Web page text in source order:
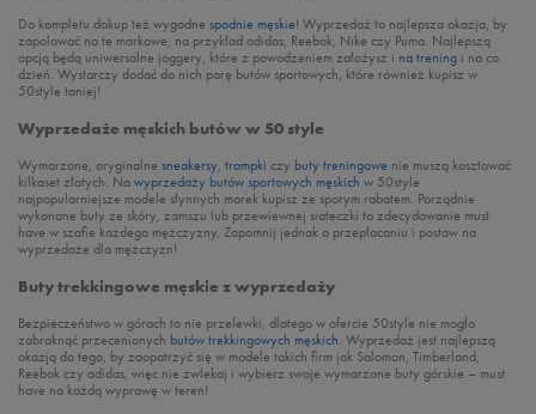
Do kompletu dokup też wygodne spodnie męskie! Wyprzedaż to najlepsza okazja, by
zapolować na te markowe, na przykład adidas, Reebok, Nike czy Puma. Najlepszą
opcją będą uniwersalne joggery, które z powodzeniem założysz i na trening i na co
dzień. Wystarczy dodać do nich parę butów sportowych, które również kupisz w
50style taniej!
Wyprzedaże męskich butów w 50 style
Wymarzone, oryginalne sneakersy, trampki czy buty treningowe nie muszą kosztować
kilkaset złotych. Nawyprzedaży butów sportowych męskich w 50style
najpopularniejsze modele słynnych marek kupisz ze sporym rabatem. Porządnie
wykonane buty ze skóry, zamszu lub przewiewnej siateczki to zdecydowanie must
have w szafie każdego mężczyzny. Zapomnij jednak o przepłacaniu i postaw na
wyprzedaże dla mężczyzn!
Buty trekkingowe męskie z wyprzedaży
Bezpieczeństwo w górach to nie przelewki, dlatego w ofercie 50style nie mogło
zabraknąć przecenionych butów trekkingowych męskich. Wyprzedaż jest najlepszą
okazją do tego, by zaopatrzyć się w modele takich firm jak Salomon, Timberland,
Reebok czy adidas, więc nie zwlekaj i wybierz swoje wymarzone buty górskie – must
have na każdą wyprawę w teren!